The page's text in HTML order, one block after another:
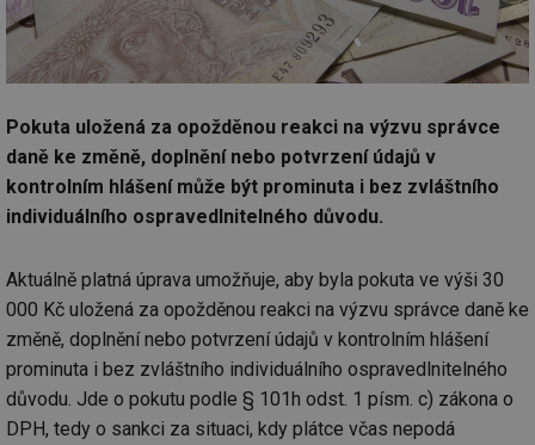
Pokuta uložená za opožděnou reakci na výzvu správce
daně ke změně, doplnění nebo potvrzení údajů v
kontrolním hlášení může být prominuta i bez zvláštního
individuálního ospravedlnitelného důvodu.
Aktuálně platná úprava umožňuje, aby byla pokuta ve výši 30
000 Kč uložená za opožděnou reakci na výzvu správce daně ke
změně, doplnění nebo potvrzení údajů v kontrolním hlášení
prominuta i bez zvláštního individuálního ospravedlnitelného
důvodu. Jde o pokutu podle § 101h odst. 1 písm. c) zákona o
DPH, tedy o sankci za situaci, kdy plátce včas nepodá